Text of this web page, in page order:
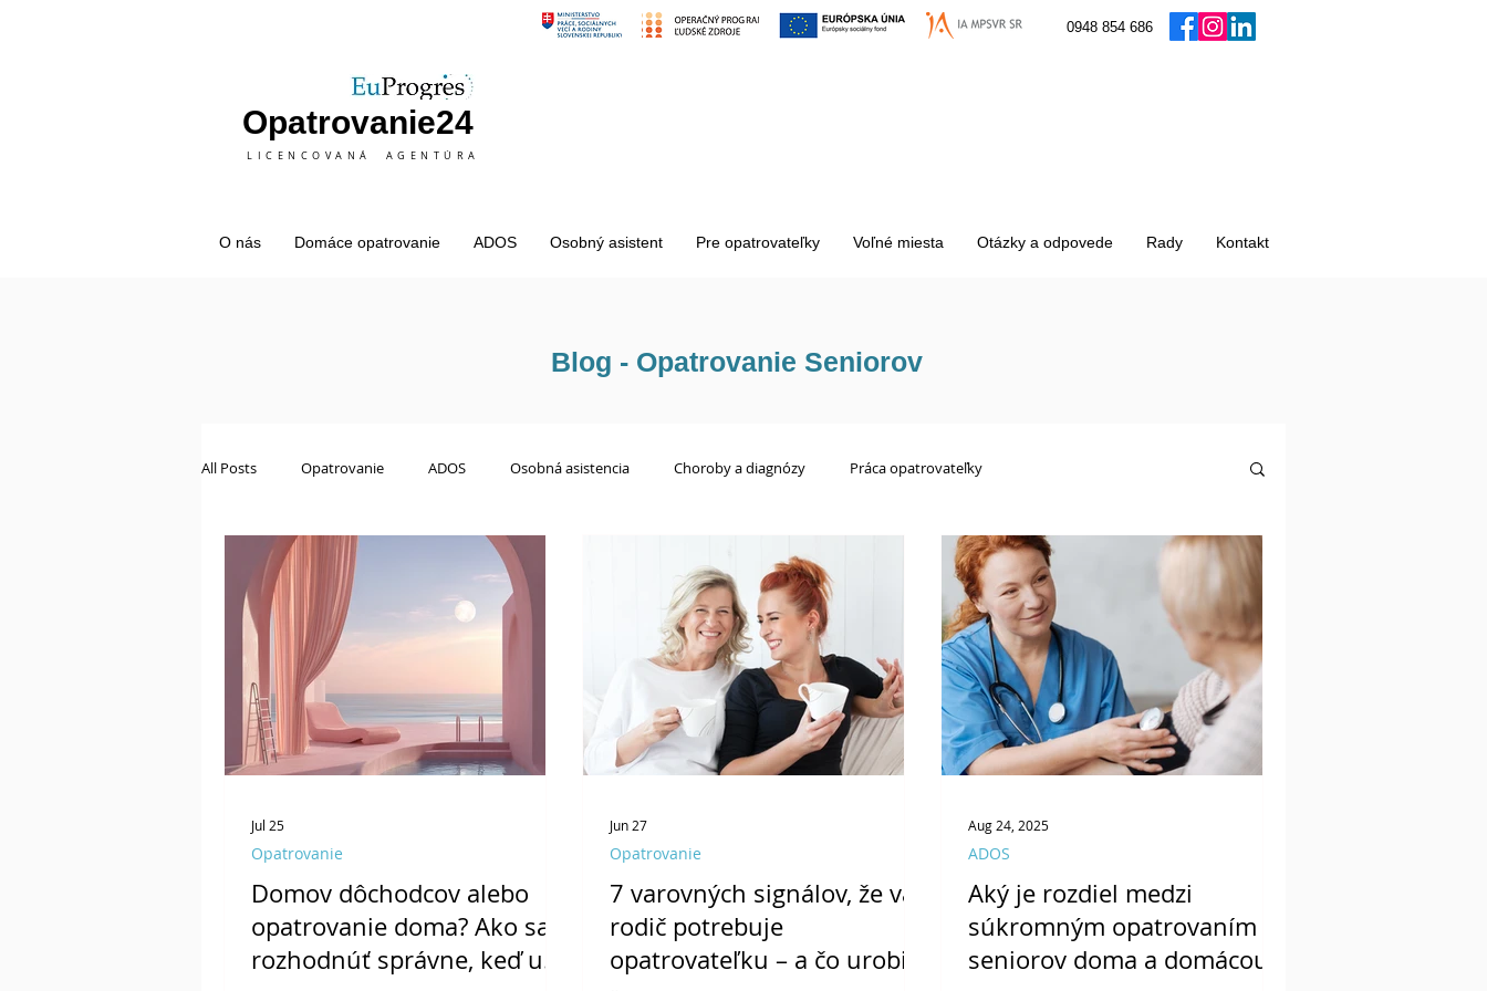
0948 854 686
Opatrovanie24
LICENCOVANÁ AGENTÚRA
O nás Domáce opatrovanie ADOS Osobný asistent Pre opatrovateľky Voľné miesta Otázky a odpovede Rady Kontakt
Blog - Opatrovanie Seniorov
All Posts Opatrovanie ADOS Osobná asistencia Choroby a diagnózy Práca opatrovateľky
Domov dôchodcov alebo
opatrovanie doma? Ako sa
rozhodnúť správne, keď už
Opatrovanie
Jul 25
7 varovných signálov, že váš
rodič potrebuje
opatrovateľku – a čo urobiť
Opatrovanie
Jun 27
Aký je rozdiel medzi
súkromným opatrovaním
seniorov doma a domácou
ADOS
Aug 24, 2025